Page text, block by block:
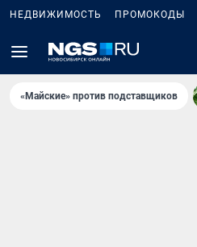
НЕДВИЖИМОСТЬ ПРОМОКОДЫ
«Майские» против подставщиков